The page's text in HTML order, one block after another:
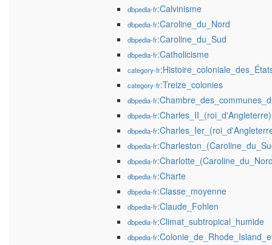
dbpedia-fr:Calvinisme
dbpedia-fr:Caroline_du_Nord
dbpedia-fr:Caroline_du_Sud
dbpedia-fr:Catholicisme
category-fr
category-fr:Treize_colonies
dbpedia-fr
dbpedia-fr:Charles_II_(roi_d'Angleterre)
dbpedia-fr
dbpedia-fr
dbpedia-fr
dbpedia-fr:Charte
dbpedia-fr:Classe_moyenne
dbpedia-fr:Claude_Fohlen
dbpedia-fr:Climat_subtropical_humide
dbpedia-fr